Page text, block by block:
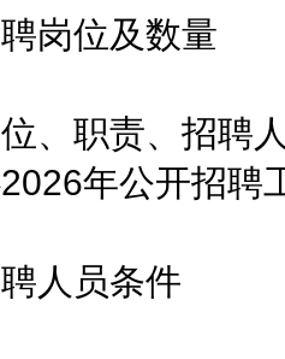
位及数量
职责、招聘人
年公开招聘
员条件